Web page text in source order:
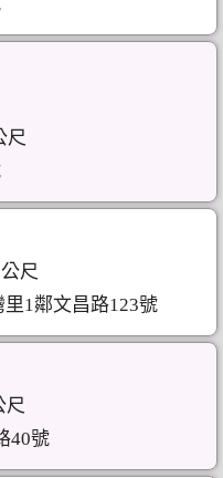
尺
尺
1鄰文昌路123號
尺
40號